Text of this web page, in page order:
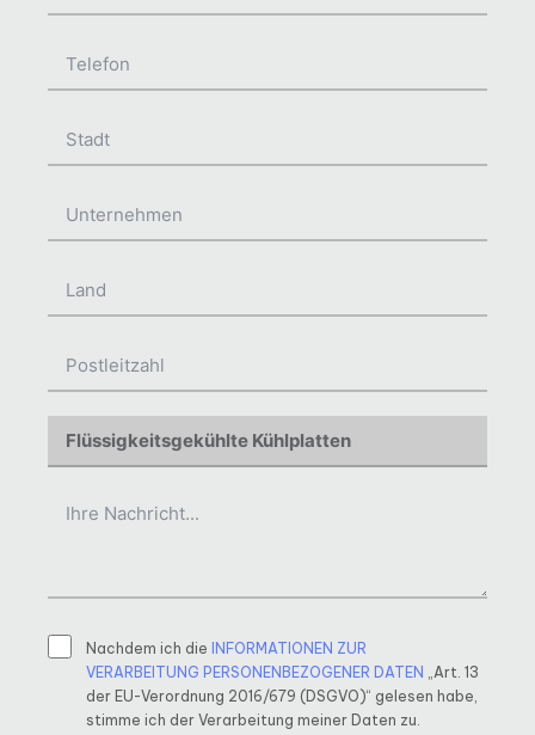
Nachdem ich die INFORMATIONEN ZUR
VERARBEITUNG PERSONENBEZOGENER DATEN „Art. 13
der EU-Verordnung 2016/679 (DSGVO)“ gelesen habe,
stimme ich der Verarbeitung meiner Daten zu.